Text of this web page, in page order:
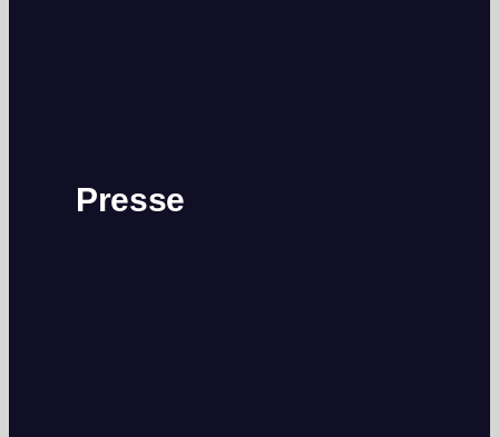
Presse